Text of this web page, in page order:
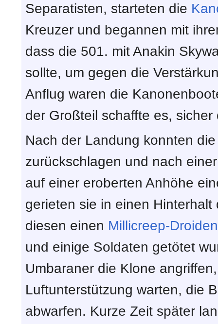
Separatisten, starteten die
Kreuzer und begannen mit
dass die 501. mit Anakin
sollte, um gegen die
Anflug waren die
der Großteil schaffte es,
Nach der Landung konnten
zurückschlagen und nach
auf einer eroberten Anhöhe
gerieten sie in einen
diesen einen Millicreep-Droiden
und einige Soldaten getötet
Umbaraner die Klone
Luftunterstützung warten, die
abwarfen. Kurze Zeit später